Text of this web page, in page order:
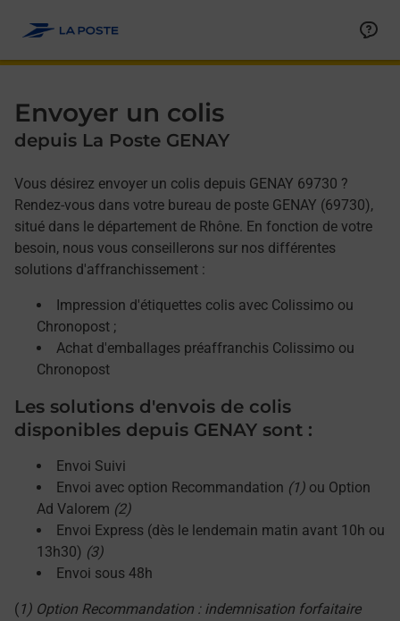
Envoyer un colis
depuis La Poste GENAY
Vous désirez envoyer un colis depuis GENAY 69730 ?
Rendez-vous dans votre bureau de poste GENAY (69730),
situé dans le département de Rhône. En fonction de votre
besoin, nous vous conseillerons sur nos différentes
solutions d'affranchissement :
Impression d'étiquettes colis avec Colissimo ou
Chronopost ;
Achat d'emballages préaffranchis Colissimo ou
Chronopost
Les solutions d'envois de colis
disponibles depuis GENAY sont :
Envoi Suivi
Envoi avec option Recommandation (1) ou Option
Ad Valorem (2)
Envoi Express (dès le lendemain matin avant 10h ou
13h30) (3)
Envoi sous 48h
( 1) Option Recommandation : indemnisation forfaitaire